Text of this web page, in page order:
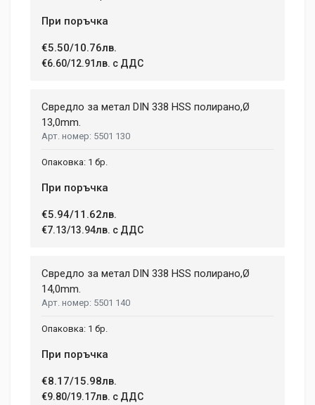
При поръчка
€5.50/10.76лв.
€6.60/12.91лв. с ДДС
Свредло за метал DIN 338 HSS полирано,Ø
13,0mm.
5501 130
1 бр.
При поръчка
€5.94/11.62лв.
€7.13/13.94лв. с ДДС
Свредло за метал DIN 338 HSS полирано,Ø
14,0mm.
5501 140
1 бр.
При поръчка
€8.17/15.98лв.
€9.80/19.17лв. с ДДС